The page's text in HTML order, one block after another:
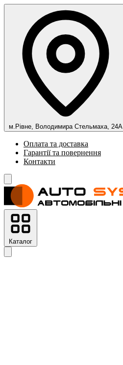
м.Рівне, Володимира Стельмаха, 24А
Оплата та доставка
Гарантії та повернення
Контакти
Каталог